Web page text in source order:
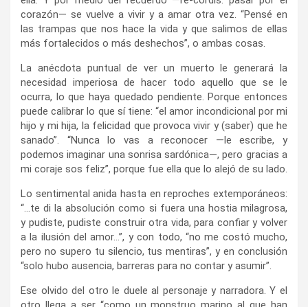
corazón— se vuelve a vivir y a amar otra vez. “Pensé en
las trampas que nos hace la vida y que salimos de ellas
más fortalecidos o más deshechos”, o ambas cosas.
La anécdota puntual de ver un muerto le generará la
necesidad imperiosa de hacer todo aquello que se le
ocurra, lo que haya quedado pendiente. Porque entonces
puede calibrar lo que sí tiene: “el amor incondicional por mi
hijo y mi hija, la felicidad que provoca vivir y (saber) que he
sanado”. “Nunca lo vas a reconocer —le escribe, y
podemos imaginar una sonrisa sardónica—, pero gracias a
mi coraje sos feliz”, porque fue ella que lo alejó de su lado.
Lo sentimental anida hasta en reproches extemporáneos:
“…te di la absolución como si fuera una hostia milagrosa,
y pudiste, pudiste construir otra vida, para confiar y volver
a la ilusión del amor…”, y con todo, “no me costó mucho,
pero no supero tu silencio, tus mentiras”, y en conclusión
“solo hubo ausencia, barreras para no contar y asumir”.
Ese olvido del otro le duele al personaje y narradora. Y el